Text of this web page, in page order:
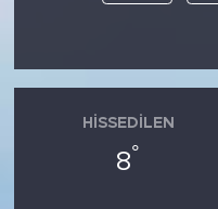
HISSEDILEN
8°